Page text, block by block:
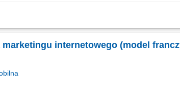
pod marką Agencjawirtualna.pl. Aktywne pozyskiwanie
internetowego (model